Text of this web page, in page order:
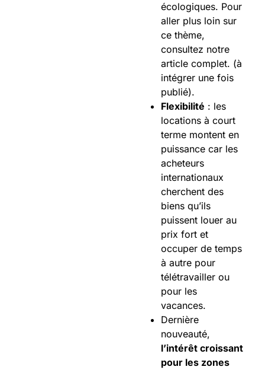
écologiques. Pour
aller plus loin sur
ce thème,
consultez notre
article complet. (à
intégrer une fois
publié).
Flexibilité : les
locations à court
terme montent en
puissance car les
acheteurs
internationaux
cherchent des
biens qu’ils
puissent louer au
prix fort et
occuper de temps
à autre pour
télétravailler ou
pour les
vacances.
Dernière
nouveauté,
l’intérêt croissant
pour les zones